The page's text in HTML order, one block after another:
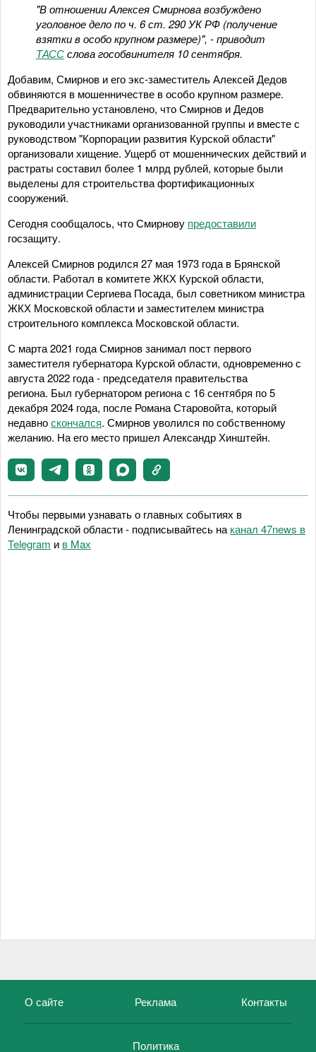
"В отношении Алексея Смирнова возбуждено
уголовное дело по ч. 6 ст. 290 УК РФ (получение
взятки в особо крупном размере)", - приводит
ТАССслова гособвинителя 10 сентября.
Добавим, Смирнов и его экс-заместитель Алексей Дедов
обвиняются в мошенничестве в особо крупном размере.
Предварительно установлено, что Смирнов и Дедов
руководили участниками организованной группы и вместе с
руководством "Корпорации развития Курской области"
организовали хищение. Ущерб от мошеннических действий и
растраты составил более 1 млрд рублей, которые были
выделены для строительства фортификационных
сооружений.
Сегодня сообщалось, что Смирнову предоставили
госзащиту.
Алексей Смирнов родился 27 мая 1973 года в Брянской
области. Работал в комитете ЖКХ Курской области,
администрации Сергиева Посада, был советником министра
ЖКХ Московской области и заместителем министра
строительного комплекса Московской области.
С марта 2021 года Смирнов занимал пост первого
заместителя губернатора Курской области, одновременно с
августа 2022 года - председателя правительства
региона. Был губернатором региона с 16 сентября по 5
декабря 2024 года, после Романа Старовойта, который
недавноскончался. Смирнов уволился по собственному
желанию. На его место пришел Александр Хинштейн.
Чтобы первыми узнавать о главных событиях в
Ленинградской области - подписывайтесь на канал 47news в
Telegram и в Maх
О сайте Реклама Контакты
Политика